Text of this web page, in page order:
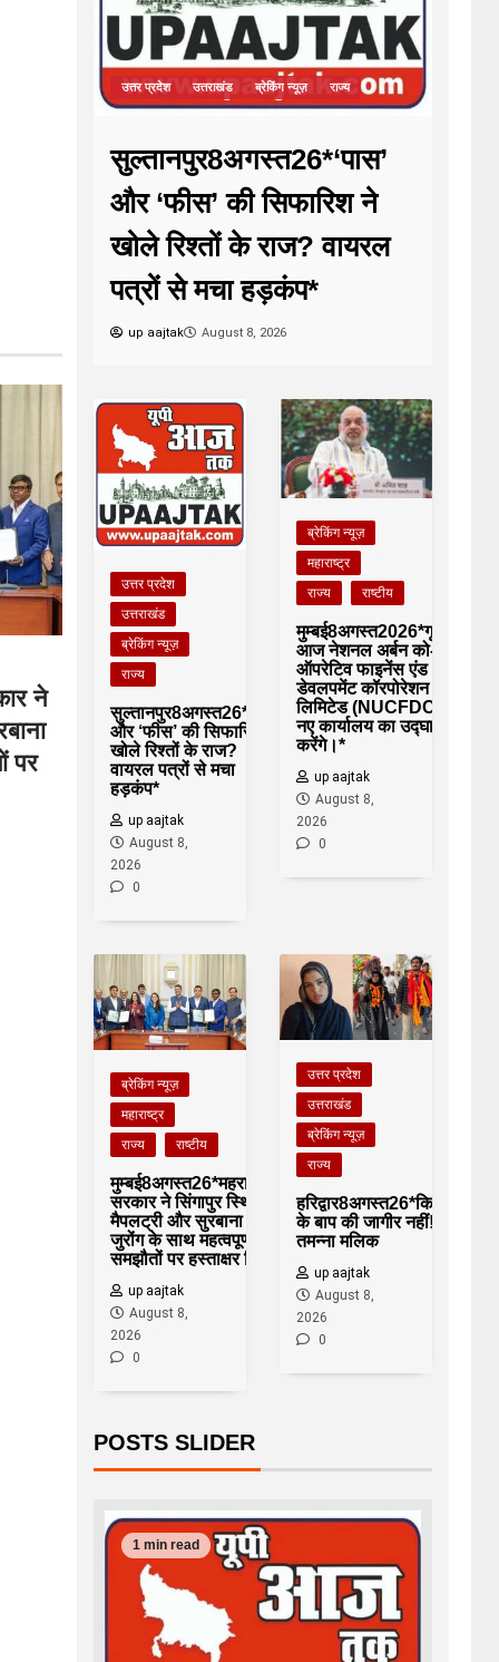
ने
पर
उत्तर प्रदेश उत्तराखंड ब्रेकिंग न्यूज़ राज्य
सुल्तानपुर8अगस्त26*‘पास’
और ‘फीस’ की सिफारिश ने
खोले रिश्तों के राज? वायरल
पत्रों से मचा हड़कंप*
up aajtak August 8, 2026
उत्तर प्रदेश
उत्तराखंड
ब्रेकिंग न्यूज़
राज्य
सुल्तानपुर8अगस्त26*‘पास’
और ‘फीस’ की सिफारिश ने
खोले रिश्तों के राज?
वायरल पत्रों से मचा
हड़कंप*
up aajtak
August 8,
2026
0
ब्रेकिंग न्यूज़
महाराष्ट्र
राज्य
राष्टीय
मुम्बई8अगस्त2026*गृहमन्त्री
आज नेशनल अर्बन को-
ऑपरेटिव फाइनेंस एंड
डेवलपमेंट कॉरपोरेशन
लिमिटेड (NUCFDC) के
नए कार्यालय का उद्घाटन
करेंगे।*
up aajtak
August 8,
2026
0
ब्रेकिंग न्यूज़
महाराष्ट्र
राज्य
राष्टीय
मुम्बई8अगस्त26*महराष्ट्र
सरकार ने सिंगापुर स्थित
मैपलट्री और सुरबाना
जुरोंग के साथ महत्वपूर्ण
समझौतों पर हस्ताक्षर किए
up aajtak
August 8,
2026
0
उत्तर प्रदेश
उत्तराखंड
ब्रेकिंग न्यूज़
राज्य
हरिद्वार8अगस्त26*किसी
के बाप की जागीर नहीं!!-
तमन्ना मलिक
up aajtak
August 8,
2026
0
POSTS SLIDER
1 min read